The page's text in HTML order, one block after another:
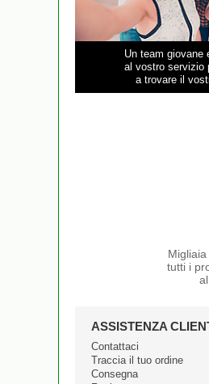
Un team giovane
al vostro servizio
a trovare il
tutti i
ASSISTENZA
Contattaci
Traccia il tuo ordine
Consegna